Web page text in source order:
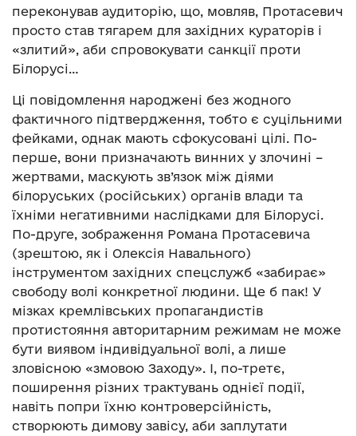
переконував аудиторію, що, мовляв, Протасевич
просто став тягарем для західних кураторів і
«злитий», аби спровокувати санкції проти
Білорусі…
Ці повідомлення народжені без жодного
фактичного підтвердження, тобто є суцільними
фейками, однак мають сфокусовані цілі. По-
перше, вони призначають винних у злочині –
жертвами, маскують зв’язок між діями
білоруських (російських) органів влади та
їхніми негативними наслідками для Білорусі.
По-друге, зображення Романа Протасевича
(зрештою, як і Олексія Навального)
інструментом західних спецслужб «забирає»
свободу волі конкретної людини. Ще б пак! У
мізках кремлівських пропагандистів
протистояння авторитарним режимам не може
бути виявом індивідуальної волі, а лише
зловісною «змовою Заходу». І, по-третє,
поширення різних трактувань однієї події,
навіть попри їхню контроверсійність,
створюють димову завісу, аби заплутати